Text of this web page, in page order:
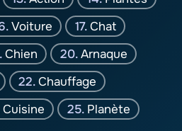
Voiture
Chat
Chien
Arnaque
Chauffage
Cuisine Planète